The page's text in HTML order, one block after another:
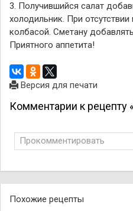
3. Получившийся салат
холодильник. При
колбасой. Сметану
Приятного аппетита!
Версия для печати
Комментарии к рецепту
Прокомментировать
Похожие рецепты